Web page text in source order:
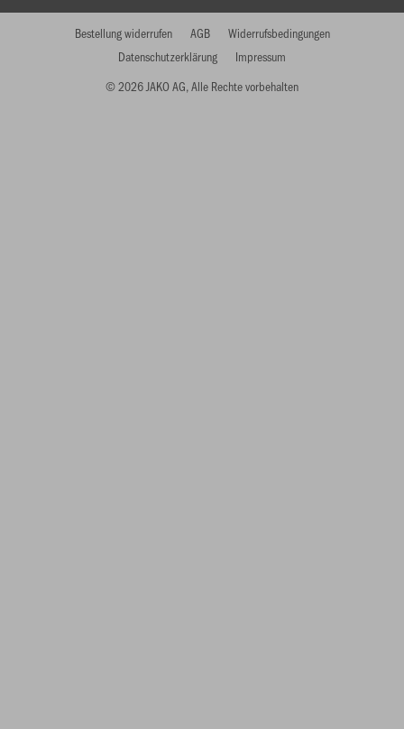
© 2026 JAKO AG, Alle Rechte vorbehalten
Bestellung widerrufen AGB
Widerrufsbedingungen
Datenschutzerklärung
Impressum